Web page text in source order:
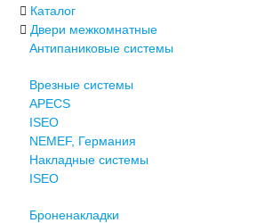
Каталог
Двери межкомнатные
Антипаниковые системы
Врезные системы
APECS
ISEO
NEMEF, Германия
Накладные системы
ISEO
Броненакладки